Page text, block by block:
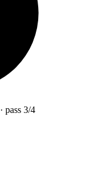
pass 3/4